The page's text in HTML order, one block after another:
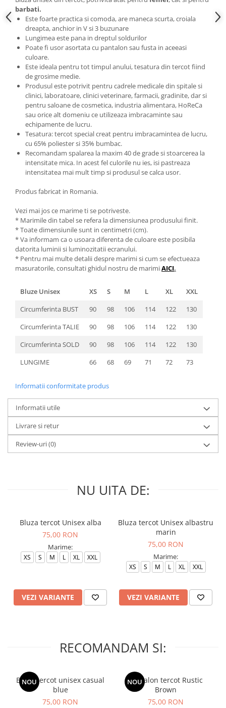
barbati.
Este foarte practica si comoda, are maneca scurta, croiala
dreapta, anchior in V si 3 buzunare
Lungimea este pana in dreptul soldurilor
Poate fi usor asortata cu pantalon sau fusta in aceeasi
culoare.
Este ideala pentru tot timpul anului, tesatura din tercot fiind
de grosime medie.
Produsul este potrivit pentru cadrele medicale din spitale si
clinici, laboratoare, clinici veterinare, farmacii, gradinite, dar si
pentru saloane de cosmetica, industria alimentara, HoReCa
sau orice alt domeniu ce utilizeaza imbracaminte sau
echipamente de lucru.
Tesatura: tercot special creat pentru imbracamintea de lucru,
cu 65% poliester si 35% bumbac.
Recomandam spalarea la maxim 40 de grade si stoarcerea la
intensitate mica. In acest fel culorile nu ies, isi pastreaza
intensitatea mai mult timp si produsul se calca usor.
Produs fabricat in Romania.
Vezi mai jos ce marime ti se potriveste.
* Marimile din tabel se refera la dimensiunea produsului finit.
* Toate dimensiunile sunt in centimetri (cm).
* Va informam ca o usoara diferenta de culoare este posibila
datorita luminii si luminozitatii ecranului.
* Pentru mai multe detalii despre marimi si cum se efectueaza
masuratorile, consultati ghidul nostru de marimiAICI.
Bluze Unisex XS S M L XL
XXL
Circumferinta BUST
90 98 106 114 122
130
Circumferinta TALIE
90 98 106 114 122
130
Circumferinta SOLD
90 98 106 114 122
130
LUNGIME
66 68 69 71 72 73
Informatii conformitate produs
Informatii utile
Livrare si retur
Review-uri(0)
NU UITA DE:
Bluza tercot Unisex alba
75,00 RON
Marime:
XS S M L XL XXL
VEZI VARIANTE
Bluza tercot Unisex albastru
marin
75,00 RON
Marime:
XS S M L XL XXL
VEZI VARIANTE
RECOMANDAM SI:
NOU
Bluza tercot unisex casual
blue
75,00 RON
NOU
Pantalon tercot Rustic
Brown
75,00 RON